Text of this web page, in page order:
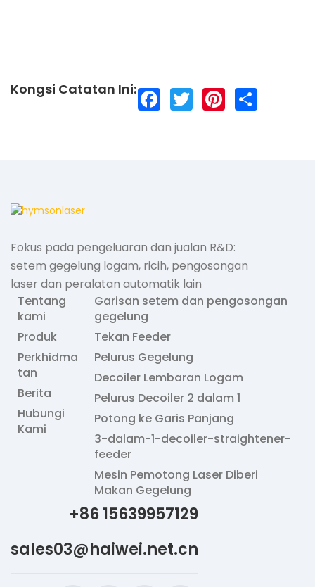
Kongsi Catatan Ini:
Fokus pada pengeluaran dan jualan R&D:
setem gegelung logam, ricih, pengosongan
laser dan peralatan automatik lain
Tentang
kami
Produk
Perkhidma
tan
Berita
Hubungi
Kami
Garisan setem dan pengosongan
gegelung
Tekan Feeder
Pelurus Gegelung
Decoiler Lembaran Logam
Pelurus Decoiler 2 dalam 1
Potong ke Garis Panjang
3-dalam-1-decoiler-straightener-
feeder
Mesin Pemotong Laser Diberi
Makan Gegelung
+86 15639957129
sales03@haiwei.net.cn